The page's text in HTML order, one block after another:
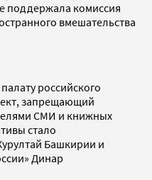
поддержала комиссия
вмешательства
российского
запрещающий
СМИ и книжных
стало
Башкирии и
Динар